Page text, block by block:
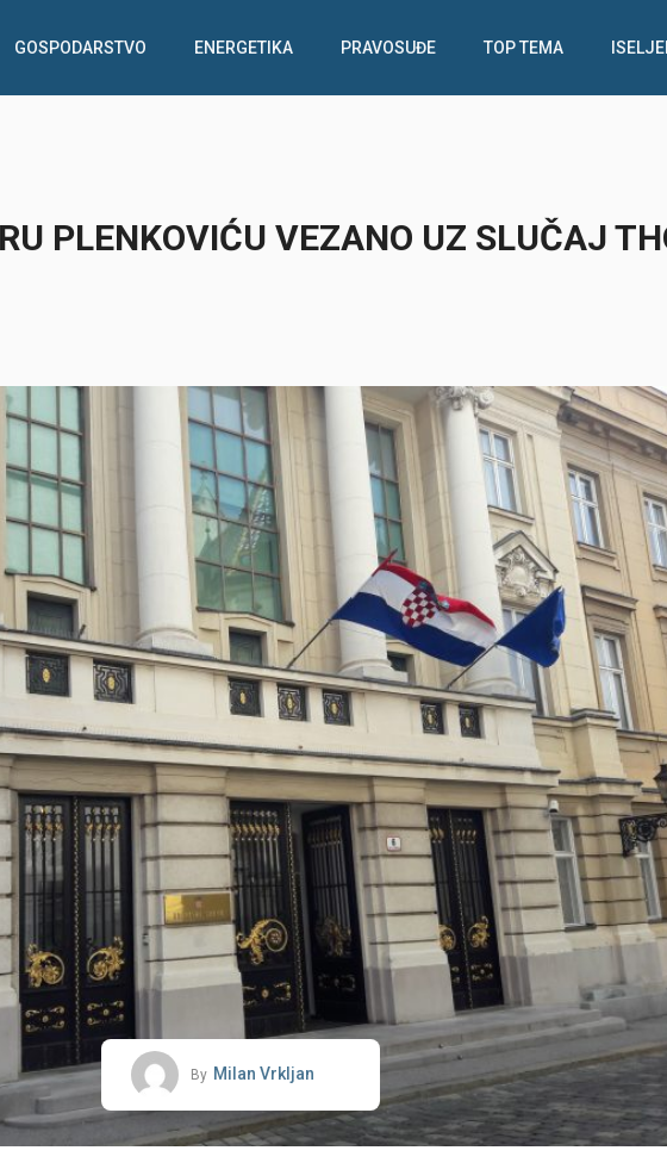
GOSPODARSTVO ENERGETIKA PRAVOSUĐE TOP TEMA
PLENKOVIĆU VEZANO UZ SLUČAJ
By Milan Vrkljan